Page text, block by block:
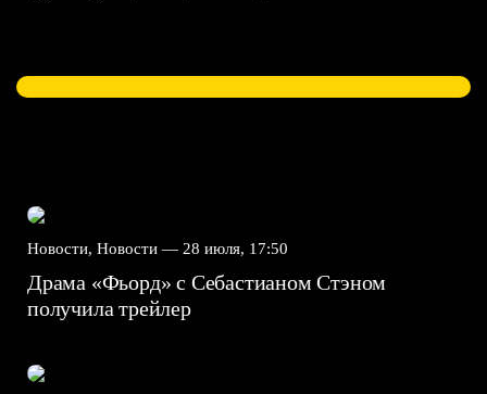
Новости, Новости — 28 июля, 17:50
Драма «Фьорд» с Себастианом Стэном
получила трейлер